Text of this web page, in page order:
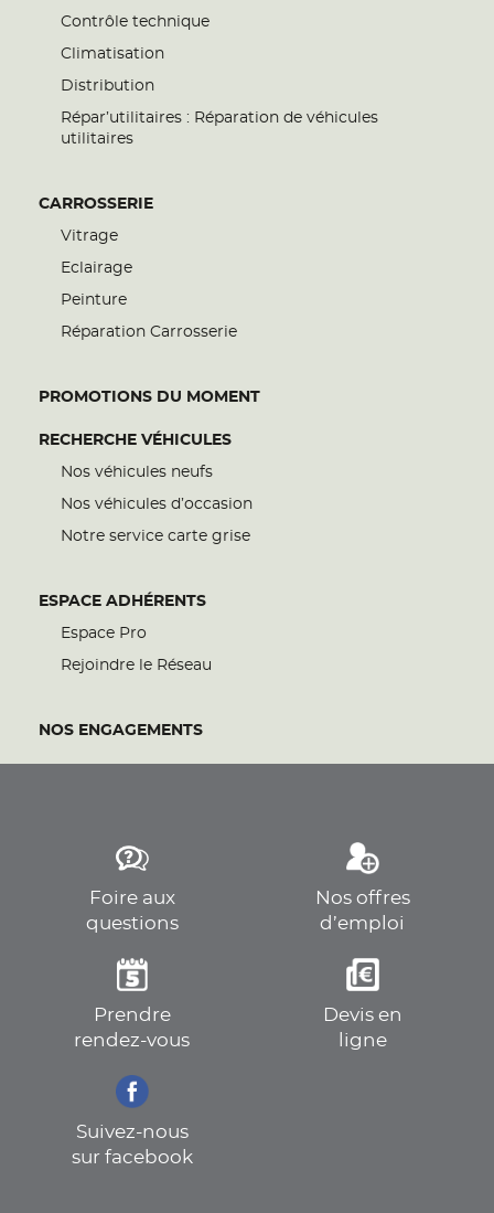
Contrôle technique
Climatisation
Distribution
Répar’utilitaires : Réparation de véhicules
utilitaires
CARROSSERIE
Vitrage
Eclairage
Peinture
Réparation Carrosserie
PROMOTIONS DU MOMENT
RECHERCHE VÉHICULES
Nos véhicules neufs
Nos véhicules d’occasion
Notre service carte grise
ESPACE ADHÉRENTS
Espace Pro
Rejoindre le Réseau
NOS ENGAGEMENTS
Foire aux
questions
Nos offres
d’emploi
Prendre
rendez-vous
Devis en
ligne
Suivez-nous
sur facebook